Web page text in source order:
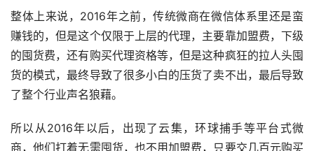
整体上来说，2016年之前，传统微商在微信体系里还是蛮
赚钱的，但是这个仅限于上层的代理，主要靠加盟费，下级
的囤货费，还有购买代理资格等，但是这种疯狂的拉人头囤
货的模式，最终导致了很多小白的压货了卖不出，最后导致
了整个行业声名狼藉。
所以从2016年以后，出现了云集，环球捕手等平台式微
商，他们打着无需囤货，也不用加盟费，只要交几百元购买